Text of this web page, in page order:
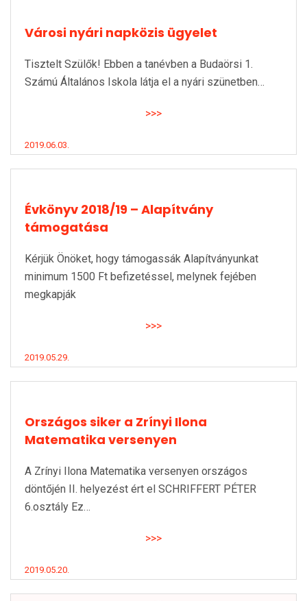
Városi nyári napközis ügyelet
Tisztelt Szülők! Ebben a tanévben a Budaörsi 1.
Számú Általános Iskola látja el a nyári szünetben…
>>>
2019.06.03.
Évkönyv 2018/19 – Alapítvány
támogatása
Kérjük Önöket, hogy támogassák Alapítványunkat
minimum 1500 Ft befizetéssel, melynek fejében
megkapják
>>>
2019.05.29.
Országos siker a Zrínyi Ilona
Matematika versenyen
A Zrínyi Ilona Matematika versenyen országos
döntőjén II. helyezést ért el SCHRIFFERT PÉTER
6.osztály Ez…
>>>
2019.05.20.